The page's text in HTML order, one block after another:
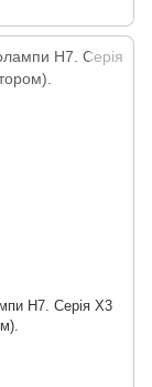
H7. Серія Х3